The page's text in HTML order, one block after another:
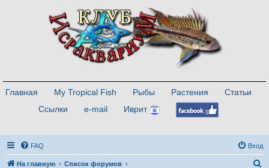
Главная My Tropical Fish Рыбы Растения
Статьи
Ссылки
e-mail Иврит
FAQ Вход
На главную Список форумов